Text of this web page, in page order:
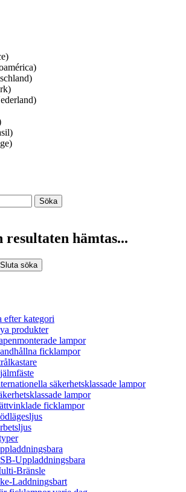
resultaten hämtas...
Sluta söka
efter kategori
produkter
lampor
ficklampor
säkerhetsklassade lampor
lampor
ficklampor
Uppladdningsbara
Bränsle
Laddningsbart